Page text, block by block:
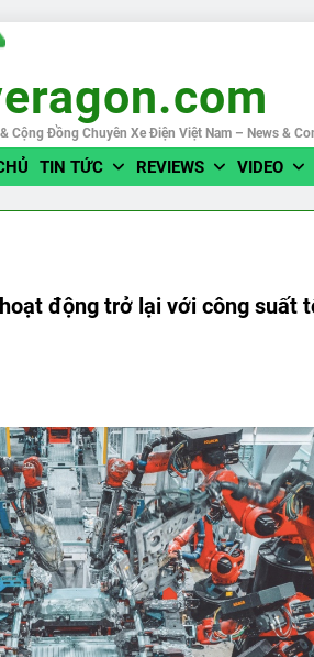
Cộng Đồng Chuyên Xe Điện Việt Nam – News &
TIN TỨC REVIEWS VIDEO
động trở lại với công suất